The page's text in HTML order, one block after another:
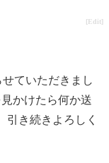
[Edit]
ていただきまし
かけたら何か送
引き続きよろしく